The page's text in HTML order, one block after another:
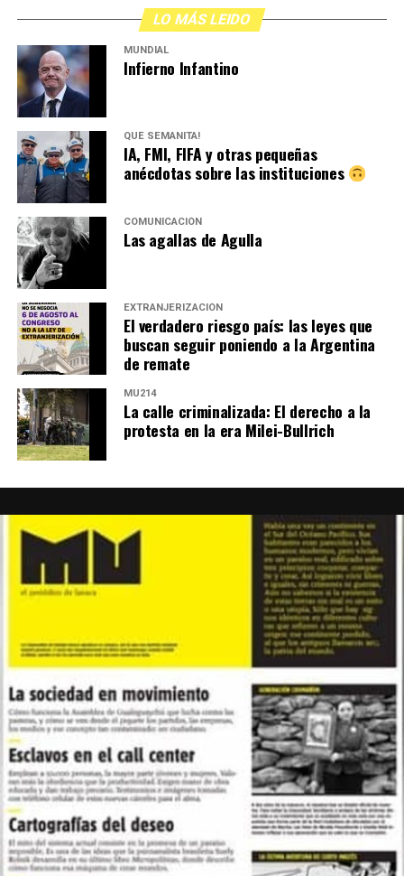
LO MÁS LEIDO
MUNDIAL
Infierno Infantino
QUÉ SEMANITA!
IA, FMI, FIFA y otras pequeñas
anécdotas sobre las instituciones
COMUNICACIÓN
Las agallas de Agulla
EXTRANJERIZACIÓN
El verdadero riesgo país: las leyes que
buscan seguir poniendo a la Argentina
de remate
MU214
La calle criminalizada: El derecho a la
protesta en la era Milei-Bullrich